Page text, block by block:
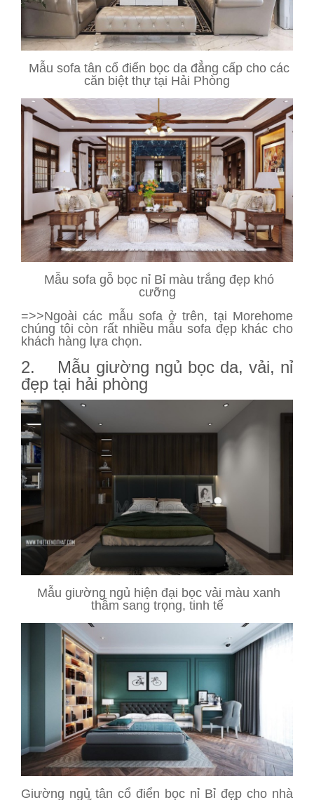
Mẫu sofa tân cổ điển bọc da đẳng cấp cho các
căn biệt thự tại Hải Phòng
Mẫu sofa gỗ bọc nỉ Bỉ màu trắng đẹp khó
cưỡng
=>>Ngoài các mẫu sofa ở trên, tại Morehome
chúng tôi còn rất nhiều mẫu sofa đẹp khác cho
khách hàng lựa chọn.
2. Mẫu giường ngủ bọc da, vải, nỉ
đẹp tại hải phòng
Mẫu giường ngủ hiện đại bọc vải màu xanh
thẫm sang trọng, tinh tế
Giường ngủ tân cổ điển bọc nỉ Bỉ đẹp cho nhà